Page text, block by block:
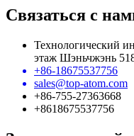
Связаться с
Технологический
этаж Шэньчжэнь
+86-18675537756
sales@top-atom.com
+86-755-27363668
+8618675537756